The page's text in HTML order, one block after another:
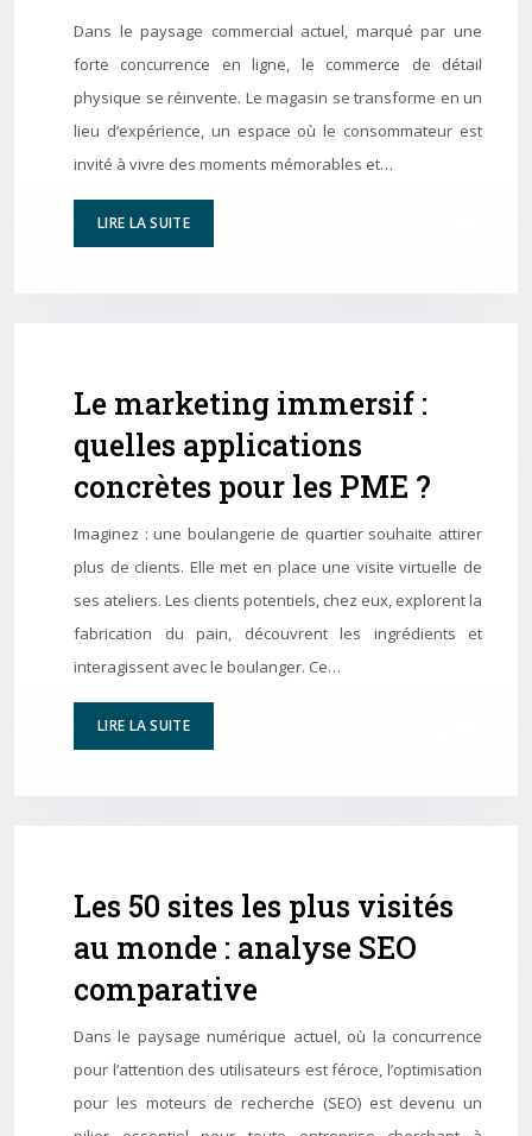
Dans le paysage commercial actuel, marqué par une
forte concurrence en ligne, le commerce de détail
physique se réinvente. Le magasin se transforme en un
lieu d’expérience, un espace où le consommateur est
invité à vivre des moments mémorables et…
LIRE LA SUITE
Le marketing immersif :
quelles applications
concrètes pour les PME ?
Imaginez : une boulangerie de quartier souhaite attirer
plus de clients. Elle met en place une visite virtuelle de
ses ateliers. Les clients potentiels, chez eux, explorent la
fabrication du pain, découvrent les ingrédients et
interagissent avec le boulanger. Ce…
LIRE LA SUITE
Les 50 sites les plus visités
au monde : analyse SEO
comparative
Dans le paysage numérique actuel, où la concurrence
pour l’attention des utilisateurs est féroce, l’optimisation
pour les moteurs de recherche (SEO) est devenu un